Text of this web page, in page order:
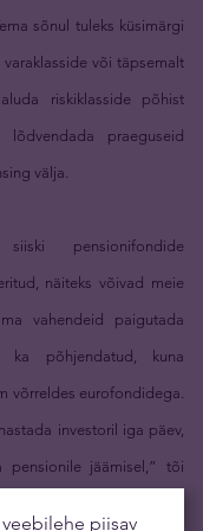
sõnul tuleks küsimärgi
või täpsemalt
riskiklasside põhist
praeguseid
välja.
pensionifondide
näiteks võivad meie
vahendeid paigutada
ka põhjendatud, kuna
võrreldes eurofondidega.
investoril iga päev,
pensionile jäämisel,” tõi
piisav